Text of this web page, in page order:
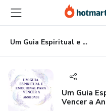
para
conteúdo
principal
para
pagamento
para
rodapé
Um Guia Espiritual e Emocional para Vencer a Ansiedade
Um Guia
Vencer a